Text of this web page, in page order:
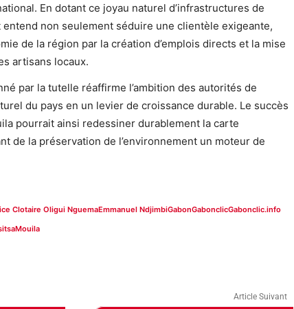
En dotant ce joyau naturel d’infrastructures de
non seulement séduire une clientèle exigeante,
de la région par la création d’emplois directs et la mise
artisans locaux.
par la tutelle réaffirme l’ambition des autorités de
du pays en un levier de croissance durable. Le succès
pourrait ainsi redessiner durablement la carte
de la préservation de l’environnement un moteur de
Clotaire Oligui NguemaEmmanuel NdjimbiGabonGabonclicGabonclic.info
Mouila
Article Suivant